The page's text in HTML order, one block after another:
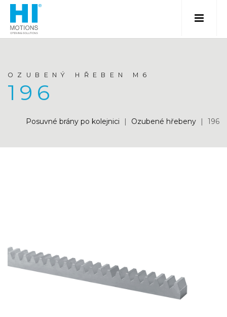
OZUBENÝ HŘEBEN M6
196
Posuvné brány po kolejnici | Ozubené hřebeny | 196